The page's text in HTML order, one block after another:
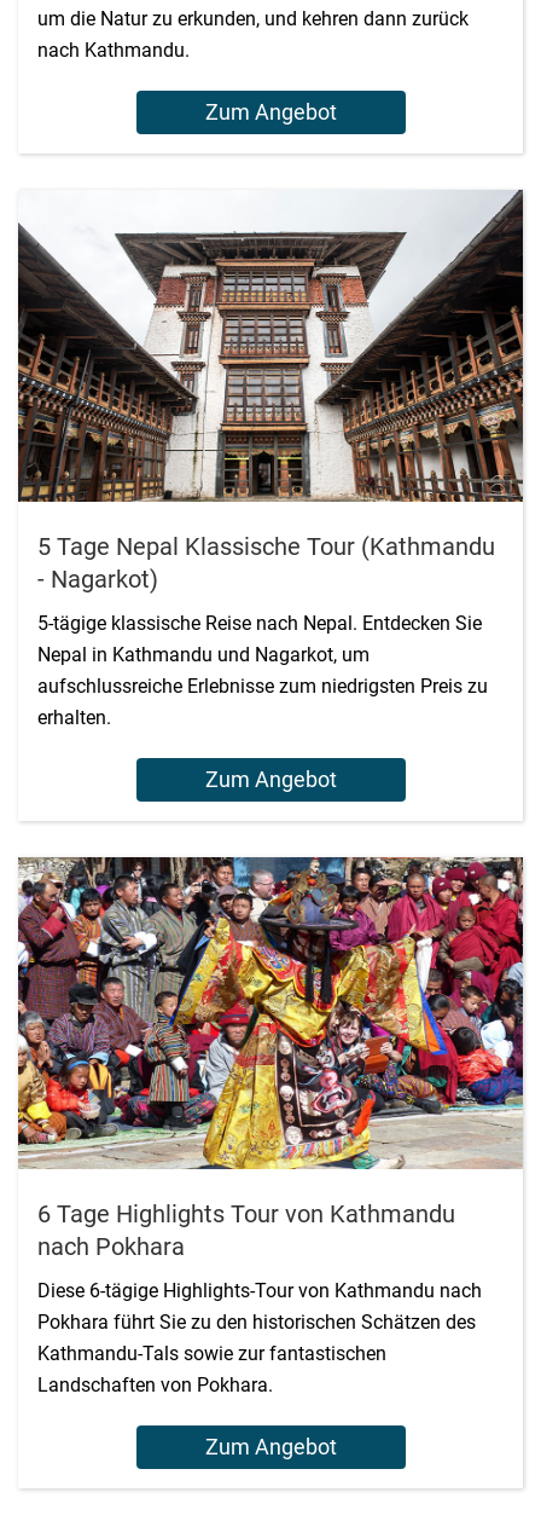
um die Natur zu erkunden, und kehren dann zurück
nach Kathmandu.
Zum Angebot
5 Tage Nepal Klassische Tour (Kathmandu
- Nagarkot)
5-tägige klassische Reise nach Nepal. Entdecken Sie
Nepal in Kathmandu und Nagarkot, um
aufschlussreiche Erlebnisse zum niedrigsten Preis zu
erhalten.
Zum Angebot
6 Tage Highlights Tour von Kathmandu
nach Pokhara
Diese 6-tägige Highlights-Tour von Kathmandu nach
Pokhara führt Sie zu den historischen Schätzen des
Kathmandu-Tals sowie zur fantastischen
Landschaften von Pokhara.
Zum Angebot